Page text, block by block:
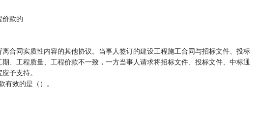
价款的
合同实质性内容的其他协议。当事人签订的建设工程施工合同与招标文件、投标
、工程质量、工程价款不一致，一方当事人请求将招标文件、投标文件、中标通
予支持。
效的是（）。